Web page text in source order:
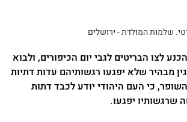
שלמות המולדת - ירושלים
לצו הבריטים לגבי יום הכיפורים, ולבוא
מבהיר שלא יפגעו רגשותיהם עדות דתיות
כי העם היהודי יודע לכבד דתות
שרגשותיו יפגעו.